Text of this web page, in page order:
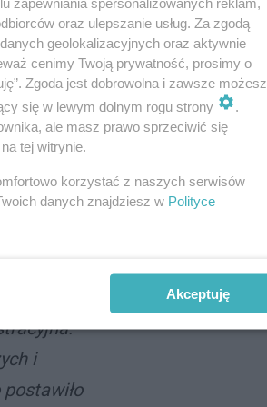
były
pracy
w budynku
służył
i
oraz ulepszanie usług. Za zgodą
geolokalizacyjnych oraz aktywnie
cenimy Twoją prywatność, prosimy o
Zgoda jest dobrowolna i zawsze możesz
się w lewym dolnym rogu strony
.
ale masz prawo sprzeciwić się
tej witrynie.
korzystać z naszych serwisów
danych znajdziesz w Polityce
Akceptuję